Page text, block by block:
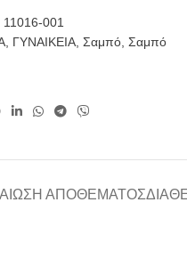
11016-001
, ΓΥΝΑΙΚΕΙΑ, Σαμπό, Σαμπό
ΑΠΟΘΈΜΑΤΟΣ